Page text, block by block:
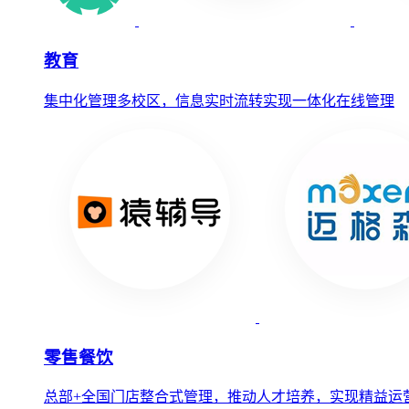
教育
集中化管理多校区，信息实时流转实现一体化在线管理
零售餐饮
总部+全国门店整合式管理，推动人才培养，实现精益运